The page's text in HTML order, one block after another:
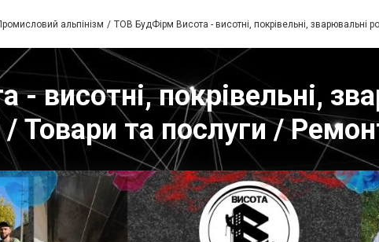
альпінізм ТОВ БудФірм Висота - висотні, покрівельні, зварювальні
висотні, покрівельні,
/ Товари та послуги /